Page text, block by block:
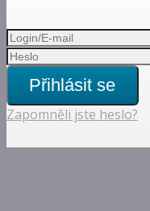
Přihlásit se
Zapomněli jste heslo?